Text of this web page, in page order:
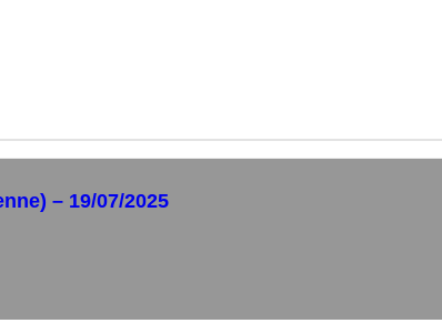
– 19/07/2025